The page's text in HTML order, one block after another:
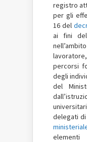
registro
per gli
16 del
ai fini
percorsi
degli
del
delegati di